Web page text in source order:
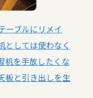
ーブルにリメイ
としては使わなく
机を手放したくな
板と引き出しを生